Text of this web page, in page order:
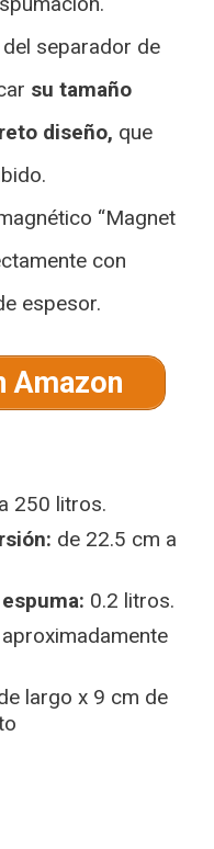
separador de
su tamaño
diseño, que
“Magnet
con
espesor.
Amazon
250 litros.
de 22.5 cm a
0.2 litros.
aproximadamente
largo x 9 cm de